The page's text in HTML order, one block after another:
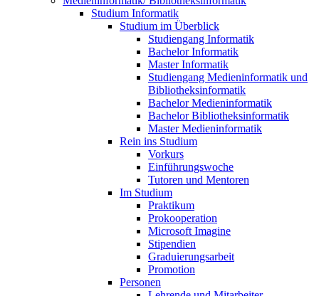
Studium Informatik
Studium im Überblick
Studiengang Informatik
Bachelor Informatik
Master Informatik
Studiengang Medieninformatik und
Bibliotheksinformatik
Bachelor Medieninformatik
Bachelor Bibliotheksinformatik
Master Medieninformatik
Rein ins Studium
Vorkurs
Einführungswoche
Tutoren und Mentoren
Im Studium
Praktikum
Prokooperation
Microsoft Imagine
Stipendien
Graduierungsarbeit
Promotion
Personen